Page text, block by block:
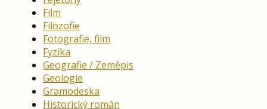
Film
Filozofie
Fotografie, film
Fyzika
Geografie / Zeměpis
Geologie
Gramodeska
Historický román